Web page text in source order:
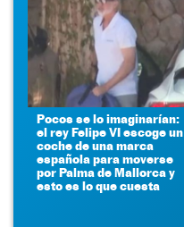
Pocos se lo imaginarían:
el rey Felipe VI escoge un
coche de una marca
española para moverse
por Palma de Mallorca y
esto es lo que cuesta